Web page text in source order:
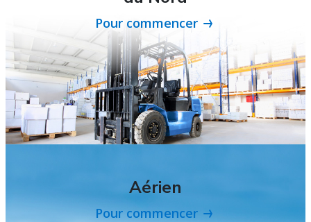
Pour commencer
Aérien
Pour commencer